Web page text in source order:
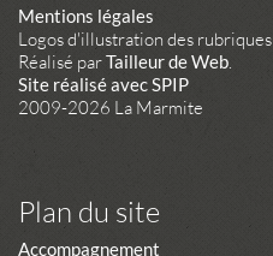
Mentions légales
Logos d'illustration des rubriques
Réalisé parTailleur de Web.
Site réalisé avec SPIP
2009-2026 La Marmite
Plan du site
Accompagnement